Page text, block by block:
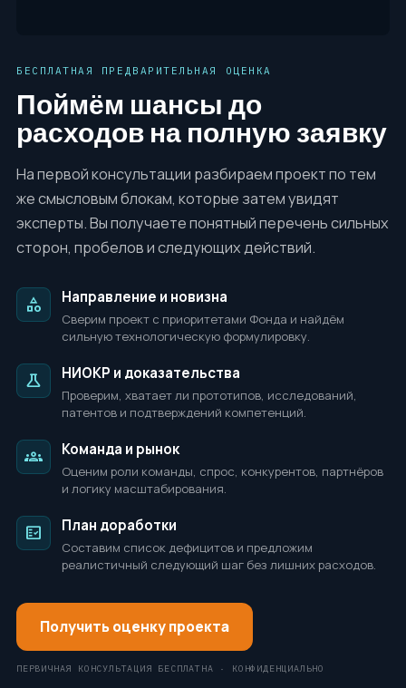
БЕСПЛАТНАЯ ПРЕДВАРИТЕЛЬНАЯ ОЦЕНКА
Поймём шансы до
расходов на полную заявку
На первой консультации разбираем проект по тем
же смысловым блокам, которые затем увидят
эксперты. Вы получаете понятный перечень сильных
сторон, пробелов и следующих действий.
category Направление и новизна
Сверим проект с приоритетами Фонда и найдём
сильную технологическую формулировку.
science НИОКР и доказательства
Проверим, хватает ли прототипов, исследований,
патентов и подтверждений компетенций.
groups Команда и рынок
Оценим роли команды, спрос, конкурентов, партнёров
и логику масштабирования.
fact_check План доработки
Составим список дефицитов и предложим
реалистичный следующий шаг без лишних расходов.
Получить оценку проекта
ПЕРВИЧНАЯ КОНСУЛЬТАЦИЯ БЕСПЛАТНА · КОНФИДЕНЦИАЛЬНО